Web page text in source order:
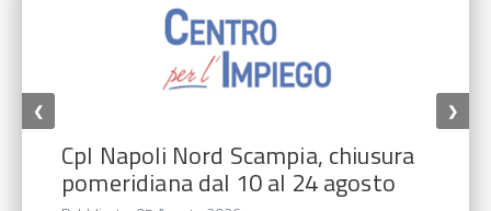
CpI Napoli Nord Scampia, chiusura
pomeridiana dal 10 al 24 agosto
❮ ❯